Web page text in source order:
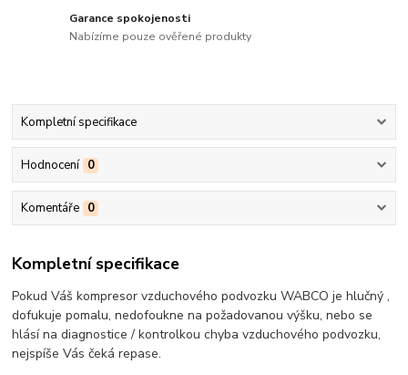
Garance spokojenosti
Nabízíme pouze ověřené produkty
Kompletní specifikace
Hodnocení 0
Komentáře 0
Kompletní specifikace
Pokud Váš kompresor vzduchového podvozku WABCO je hlučný ,
dofukuje pomalu, nedofoukne na požadovanou výšku, nebo se
hlásí na diagnostice / kontrolkou chyba vzduchového podvozku,
nejspíše Vás čeká repase.